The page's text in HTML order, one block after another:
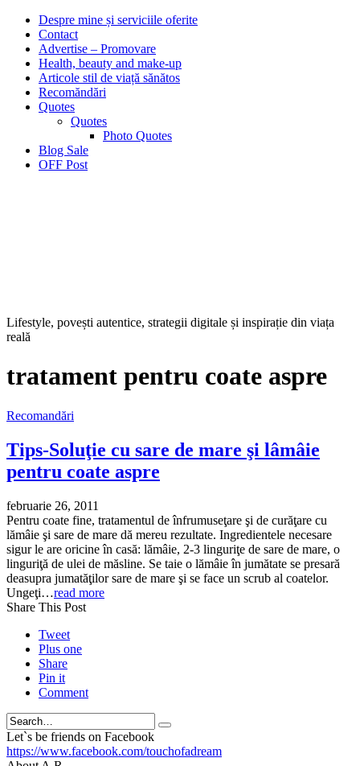
Despre mine și serviciile oferite
Contact
Advertise – Promovare
Health, beauty and make-up
Articole stil de viață sănătos
Recomăndări
Quotes
Quotes
Photo Quotes
Blog Sale
OFF Post
Lifestyle, povești autentice, strategii digitale și inspirație din viața
reală
tratament pentru coate aspre
Recomandări
Tips-Soluţie cu sare de mare şi lâmâie
pentru coate aspre
februarie 26, 2011
Pentru coate fine, tratamentul de înfrumuseţare şi de curăţare cu
lămâie şi sare de mare dă mereu rezultate. Ingredientele necesare
sigur le are oricine în casă: lămâie, 2-3 linguriţe de sare de mare, o
linguriţă de ulei de măsline. Se taie o lămâie în jumătate se presară
deasupra jumatăţilor sare de mare şi se face un scrub al coatelor.
Ungeţi…read more
Share This Post
Tweet
Plus one
Share
Pin it
Comment
Search
Let`s be friends on Facebook
https://www.facebook.com/touchofadream